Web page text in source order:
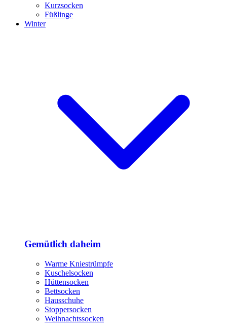
Kurzsocken
Füßlinge
Winter
Gemütlich daheim
Warme Kniestrümpfe
Kuschelsocken
Hüttensocken
Bettsocken
Hausschuhe
Stoppersocken
Weihnachtssocken